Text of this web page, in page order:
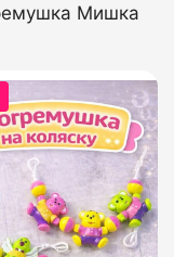
Мишка